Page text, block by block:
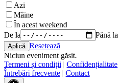
Azi
Mâine
În acest weekend
De la
Până la
Resetează
Niciun eveniment găsit.
Termeni și condiții | Confidențialitate
Întrebări frecvente | Contact